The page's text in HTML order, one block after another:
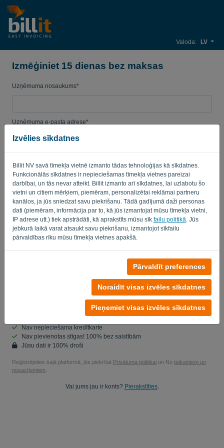
Izvēlies sīkdatnes
Billit NV savā tīmekļa vietnē izmanto tādas tehnoloģijas kā sīkdatnes.
Funkcionālās sīkdatnes ir nepieciešamas tīmekļa vietnes pareizai
darbībai, un tās nevar atteikt. Billit izmanto arī sīkdatnes, lai uzlabotu šo
vietni un citiem mērķiem, piemēram, personalizētai reklāmai partneru
kanālos, ja jūs sniedzat savu piekrišanu. Tādā gadījumā daži personas
dati (piemēram, informācija par to, kā jūs izmantojat mūsu tīmekļa vietni,
IP adrese utt.) tiek apstrādāti, kā aprakstīts mūsu sīk failu politikā . Jūs
jebkurā laikā varat atsaukt savu piekrišanu, izmantojot sīkfailu
pārvaldības rīku mūsu tīmekļa vietnes apakšā.
Pārvaldīt preferences
Noraidīt visas izvēles sīkdatnes
Pieņemiet visas izvēles sīkdatnes
Valoda: LV
Izmēģiniet 15 dienas bez maksas
Uzņēmuma nosaukums*
Uzņēmuma e-pasta adrese*
Valsts
Vai jūs neesat dators? Aizpildiet ' '.
Jā, jums patīk studēt manu produktu datumu..
Sāciet bezmaksas izmēģinājumu
Nav nepieciešama kredītkarte
Nav pievienotas stīgas! 100% bez saistībām
Jūsu dati ir 100% droši
Reģistrējoties šajā platformā, jūs piekrītat Privātuma politikai un No teikumiem un
nosacījumiem
Vai jums jau ir konts? Pierakstīties.